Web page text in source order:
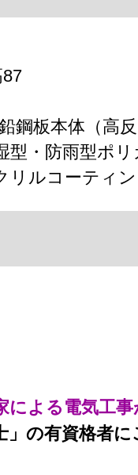
鋼板本体（高
型・防雨型ポ
リルコーティ
による電気工
」の有資格者